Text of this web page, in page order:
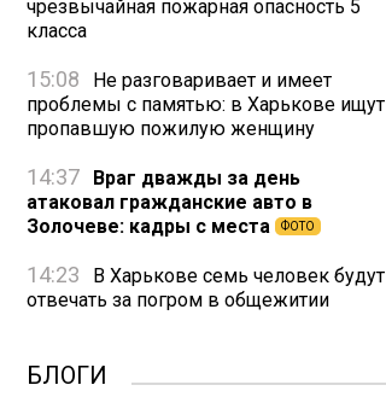
чрезвычайная пожарная опасность 5
класса
15:08
Не разговаривает и имеет
проблемы с памятью: в Харькове ищут
пропавшую пожилую женщину
14:37
Враг дважды за день
атаковал гражданские авто в
Золочеве: кадры с места
ФОТО
14:23
В Харькове семь человек будут
отвечать за погром в общежитии
БЛОГИ